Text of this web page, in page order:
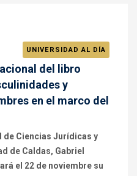
UNIVERSIDAD AL DÍA
del libro
y
en el marco del
de Ciencias Jurídicas y
de Caldas, Gabriel
el 22 de noviembre su